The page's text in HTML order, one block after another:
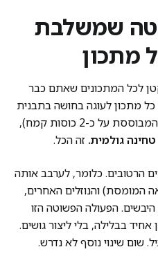
שמשלבת
מתכון
לכל המתכונים שאתם כבר
מתכון לעוגה בחושה בתבנית
אינגליש קייק סטנדרטית (או כזו המבוססת על כ-2 כוסות קמח),
גולמית. זה הכל.
הרטובים. כלומר, לערבב אותה
המומסת) והנוזלים האחרים,
הפעולה הפשוטה הזו
בבלילה, בלי ליצור גושים.
שום שינוי נוסף לא נדרש.